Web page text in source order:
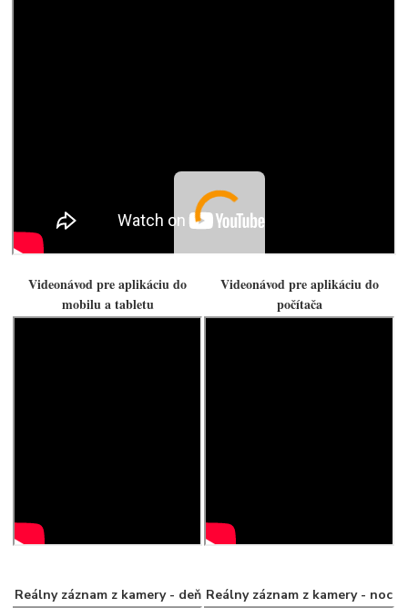
Videonávod pre aplikáciu do
mobilu a tabletu
Videonávod pre aplikáciu do
počítača
Reálny záznam z kamery - deň Reálny záznam z kamery - noc